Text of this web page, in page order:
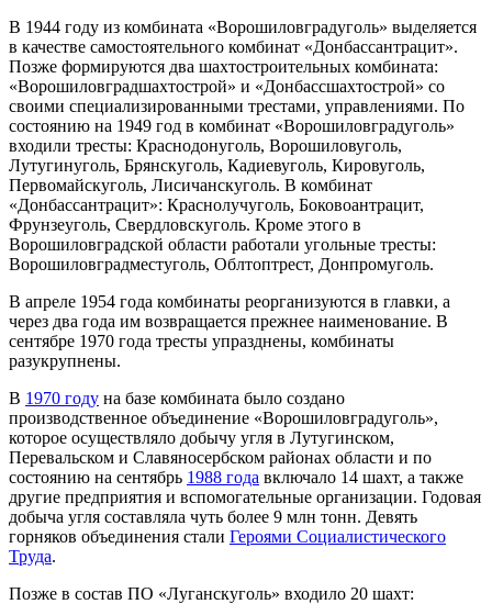
В 1944 году из комбината «Ворошиловградуголь» выделяется
в качестве самостоятельного комбинат «Донбассантрацит».
Позже формируются два шахтостроительных комбината:
«Ворошиловградшахтострой» и «Донбассшахтострой» со
своими специализированными трестами, управлениями. По
состоянию на 1949 год в комбинат «Ворошиловградуголь»
входили тресты: Краснодонуголь, Ворошиловуголь,
Лутугинуголь, Брянскуголь, Кадиевуголь, Кировуголь,
Первомайскуголь, Лисичанскуголь. В комбинат
«Донбассантрацит»: Краснолучуголь, Боковоантрацит,
Фрунзеуголь, Свердловскуголь. Кроме этого в
Ворошиловградской области работали угольные тресты:
Ворошиловградместуголь, Облтоптрест, Донпромуголь.
В апреле 1954 года комбинаты реорганизуются в главки, а
через два года им возвращается прежнее наименование. В
сентябре 1970 года тресты упразднены, комбинаты
разукрупнены.
В 1970 году на базе комбината было создано
производственное объединение «Ворошиловградуголь»,
которое осуществляло добычу угля в Лутугинском,
Перевальском и Славяносербском районах области и по
состоянию на сентябрь 1988 года включало 14 шахт, а также
другие предприятия и вспомогательные организации. Годовая
добыча угля составляла чуть более 9 млн тонн. Девять
горняков объединения стали Героями Социалистического
Труда.
Позже в состав ПО «Луганскуголь» входило 20 шахт: